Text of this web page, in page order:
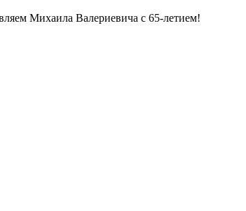
Михаила Валериевича с 65-летием!